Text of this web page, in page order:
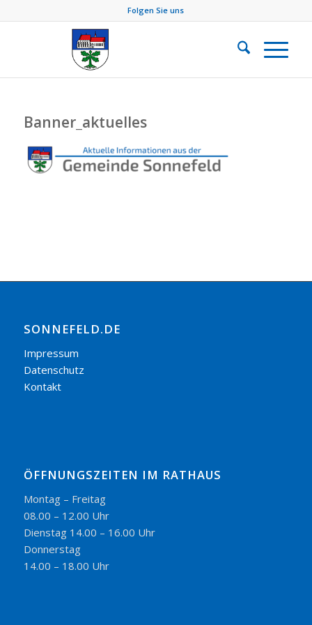
Folgen Sie uns
Banner_aktuelles
SONNEFELD.DE
Impressum
Datenschutz
Kontakt
ÖFFNUNGSZEITEN IM RATHAUS
Montag – Freitag
08.00 – 12.00 Uhr
Dienstag 14.00 – 16.00 Uhr
Donnerstag
14.00 – 18.00 Uhr